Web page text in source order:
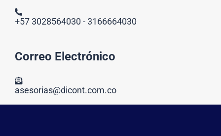
+57 3028564030 - 3166664030
Correo Electrónico
asesorias@dicont.com.co